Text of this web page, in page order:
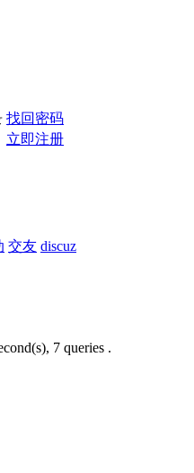
找回密码
立即注册
交友 discuz
7 queries .